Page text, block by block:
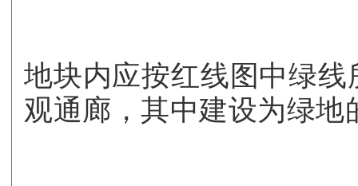
地块内应按红线图中绿
观通廊，其中建设为绿